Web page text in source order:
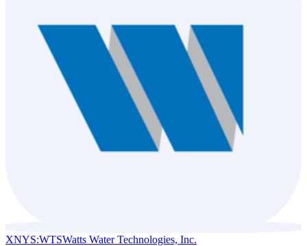
XNYS:WTSWatts Water Technologies, Inc.